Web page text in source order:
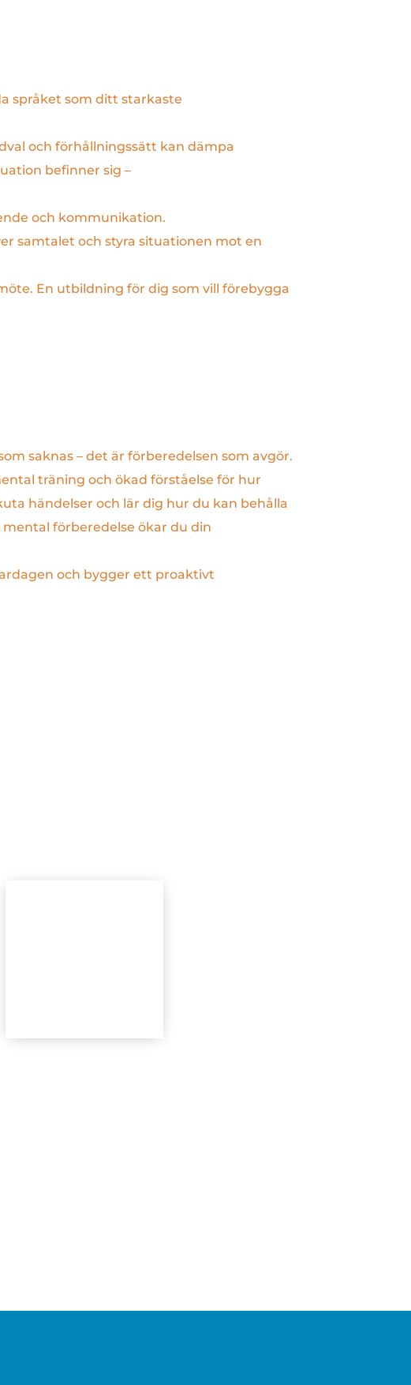
språket som ditt starkaste
och förhållningssätt kan dämpa
befinner sig –
och kommunikation.
samtalet och styra situationen mot en
En utbildning för dig som vill förebygga
saknas – det är förberedelsen som avgör.
träning och ökad förståelse för hur
händelser och lär dig hur du kan behålla
förberedelse ökar du din
och bygger ett proaktivt